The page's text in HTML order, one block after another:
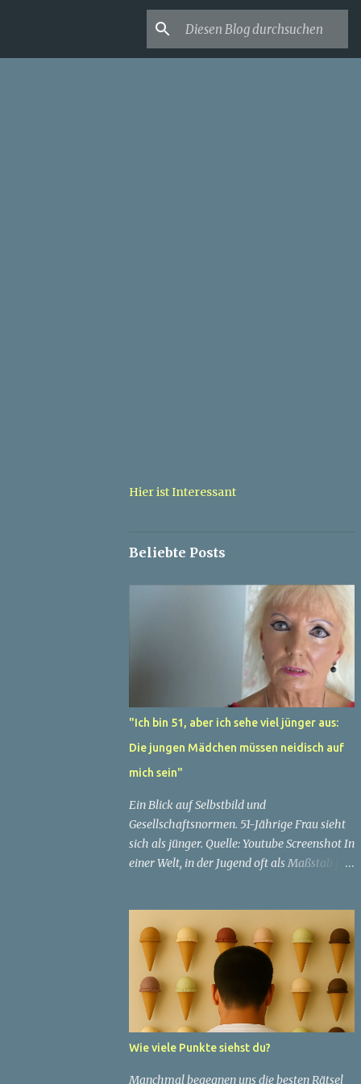
Hier ist Interessant
Beliebte Posts
"Ich bin 51, aber ich sehe viel jünger aus:
Die jungen Mädchen müssen neidisch auf
mich sein"
Ein Blick auf Selbstbild und
Gesellschaftsnormen. 51-Jährige Frau sieht
sich als jünger. Quelle: Youtube Screenshot In
einer Welt, in der Jugend oft als Maßstab für
bewahren. Aber was passiert, wenn jemand
sein eigenes Alter anders wahrnimmt als die
Gesellschaft es tut? Treten dann Selbstbild
und Realität in Konflikt? Ein faszinierendes
Beispiel für diese Diskrepanz ist die
Geschichte einer 51-jährigen Frau, deren
Überzeugung von ihrem Aussehen sie dazu
bringt, sich jünger zu fühlen, als die
Wie viele Punkte siehst du?
Manchmal begegnen uns die besten Rätsel